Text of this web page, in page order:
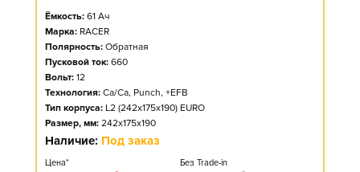
Ёмкость: 61 Ач
Марка: RACER
Полярность: Обратная
Пусковой ток: 660
Вольт: 12
Технология: Ca/Ca, Punch, +EFB
Тип корпуса: L2 (242x175x190) EURO
Размер, мм: 242x175x190
Наличие: Под заказ
Цена* Без Trade-in